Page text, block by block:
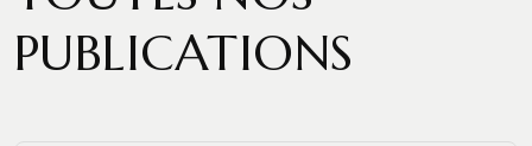
PUBLICATIONS